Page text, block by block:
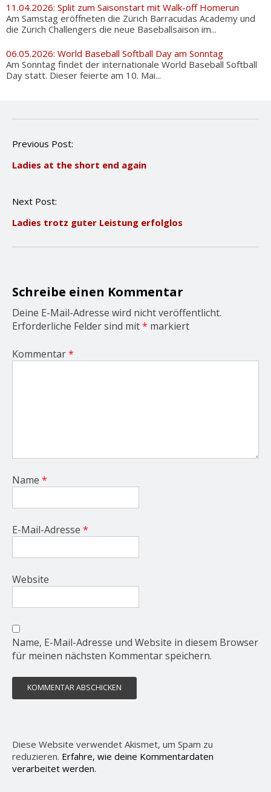
11.04.2026: Split zum Saisonstart mit Walk-off Homerun
Am Samstag eröffneten die Zürich Barracudas Academy und
die Zürich Challengers die neue Baseballsaison im...
06.05.2026: World Baseball Softball Day am Sonntag
Am Sonntag findet der internationale World Baseball Softball
Day statt. Dieser feierte am 10. Mai...
P
s
a
i
o
n
Previous Post:
Ladies at the short end again
Next Post:
Ladies trotz guter Leistung erfolglos
Schreibe einen Kommentar
Deine E-Mail-Adresse wird nicht veröffentlicht.
Erforderliche Felder sind mit* markiert
Kommentar*
Name *
E-Mail-Adresse *
Website
Name, E-Mail-Adresse und Website in diesem Browser
für meinen nächsten Kommentar speichern.
Diese Website verwendet Akismet, um Spam zu
reduzieren. Erfahre, wie deine Kommentardaten
verarbeitet werden.